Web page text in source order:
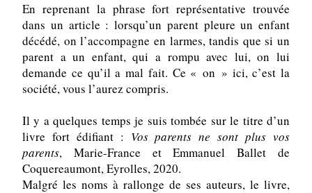
En reprenant la phrase fort représentative trouvée
dans un article : lorsqu’un parent pleure un enfant
décédé, on l’accompagne en larmes, tandis que si un
parent a un enfant, qui a rompu avec lui, on lui
demande ce qu’il a mal fait. Ce « on » ici, c’est la
société, vous l’aurez compris.
Il y a quelques temps je suis tombée sur le titre d’un
livre fort édifiant : Vos parents ne sont plus vos
parents, Marie-France et Emmanuel Ballet de
Coquereaumont, Eyrolles, 2020.
Malgré les noms à rallonge de ses auteurs, le livre,